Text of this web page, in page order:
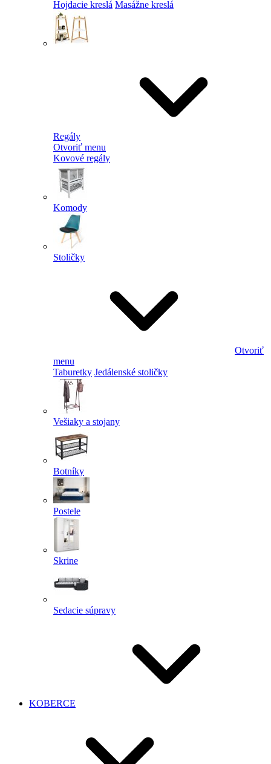
Hojdacie kreslá Masážne kreslá
Regály
Otvoriť menu
Kovové regály
Komody
Stoličky
Otvoriť
menu
Taburetky Jedálenské stoličky
Vešiaky a stojany
Botníky
Postele
Skrine
Sedacie súpravy
KOBERCE